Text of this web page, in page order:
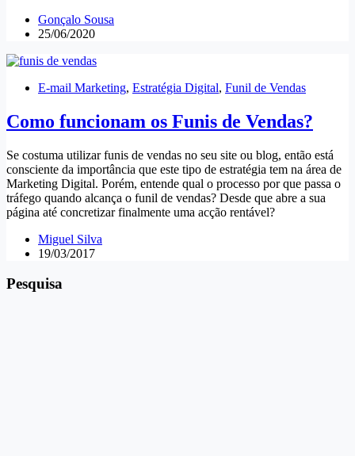
Gonçalo Sousa
25/06/2020
E-mail Marketing, Estratégia Digital, Funil de Vendas
Como funcionam os Funis de Vendas?
Se costuma utilizar funis de vendas no seu site ou blog, então está
consciente da importância que este tipo de estratégia tem na área de
Marketing Digital. Porém, entende qual o processo por que passa o
tráfego quando alcança o funil de vendas? Desde que abre a sua
página até concretizar finalmente uma acção rentável?
Miguel Silva
19/03/2017
Pesquisa